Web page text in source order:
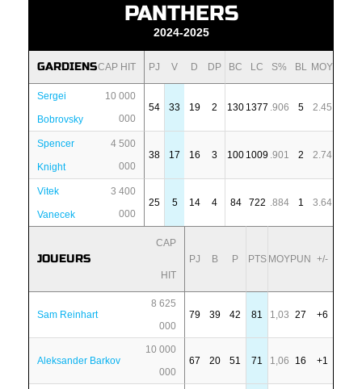
PANTHERS
2024-2025
GARDIENSCAP HIT PJ V D DP BC LC S% BL MOY
Sergei
Bobrovsky
10 000
000
54 33 19 2 130 1377 .906 5 2.45
Spencer
Knight
4 500
000
38 17 16 3 100 1009 .901 2 2.74
Vitek
Vanecek
3 400
000
25 5 14 4 84 722 .884 1 3.64
JOUEURS
CAP
HIT
PJ B P PTS MOYPUN +/-
Sam Reinhart
8 625
000
79 39 42 81 1,03 27 +6
Aleksander Barkov
10 000
000
67 20 51 71 1,06 16 +1